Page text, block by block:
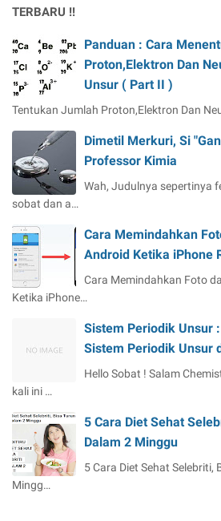
TERBARU !!
Panduan : Cara
Proton,Elektron Dan
Unsur ( Part II )
Tentukan Jumlah Proton,Elektron Dan
Dimetil Merkuri, Si
Professor Kimia
Wah, Judulnya sepertinya
sobat dan a…
Cara Memindahkan
Android Ketika iPhone
Cara Memindahkan Foto
Ketika iPhone…
Sistem Periodik Unsur
Sistem Periodik Unsur
Hello Sobat ! Salam
kali ini …
5 Cara Diet Sehat
Dalam 2 Minggu
5 Cara Diet Sehat Selebriti,
Mingg…